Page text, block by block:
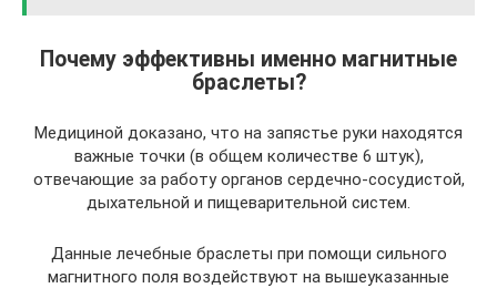
Почему эффективны именно магнитные
браслеты?
Медициной доказано, что на запястье руки находятся
важные точки (в общем количестве 6 штук),
отвечающие за работу органов сердечно-сосудистой,
дыхательной и пищеварительной систем.
Данные лечебные браслеты при помощи сильного
магнитного поля воздействуют на вышеуказанные